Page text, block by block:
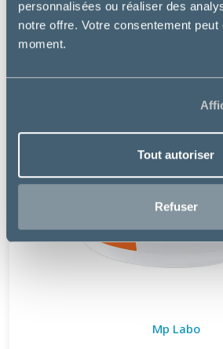
personnalisées ou réaliser des
notre offre. Votre consentement peut
moment.
Tout autoriser
Refuser
Mp Labo